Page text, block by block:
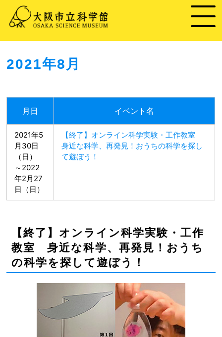
2021年8月
月日 イベント名
2021年5
月30日
（日）
～2022
年2月27
日（日）
【終了】オンライン科学実験・工作教室
身近な科学、再発見！おうちの科学を探し
て遊ぼう！
【終了】オンライン科学実験・工作
教室 身近な科学、再発見！おうち
の科学を探して遊ぼう！